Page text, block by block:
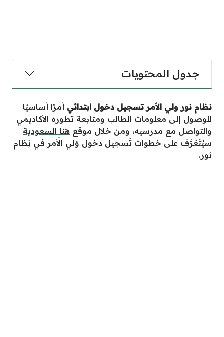
جدول المحتويات
نظام نور ولي الأمر تسجيل دخول ابتدائي أمرًا أساسيًا
للوصول إلى معلومات الطالب ومتابعة تطوره الأكاديمي
والتواصل مع مدرسيه، ومن خلال موقع هنا السعودية
سيُتَعَرَّف على خطوات تَسجيل دخول وَلي الأَمر في نِظام
نور.